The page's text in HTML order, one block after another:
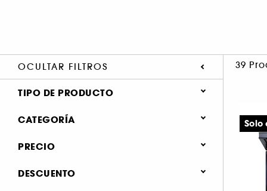
OCULTAR FILTROS 39
TIPO DE PRODUCTO
Maquillaje (35)
CATEGORÍA
Maquillaje (37)
PRECIO
DESCUENTO
Solo